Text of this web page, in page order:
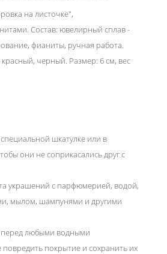
на листочке",
Состав: ювелирный сплав -
фианиты, ручная работа.
черный. Размер: 6 см, вес
шкатулке или в
они не соприкасались друг с
украшений с парфюмерией, водой,
мылом, шампунями и другими
любыми водными
покрытие и сохранить их